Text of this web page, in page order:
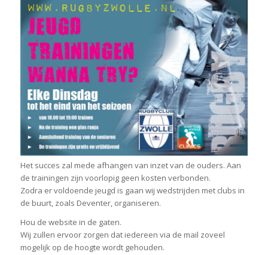
Het succes zal mede afhangen van inzet van de ouders. Aan
de trainingen zijn voorlopig geen kosten verbonden.
Zodra er voldoende jeugd is gaan wij wedstrijden met clubs in
de buurt, zoals Deventer, organiseren.
Hou de website in de gaten.
Wij zullen ervoor zorgen dat iedereen via de mail zoveel
mogelijk op de hoogte wordt gehouden.